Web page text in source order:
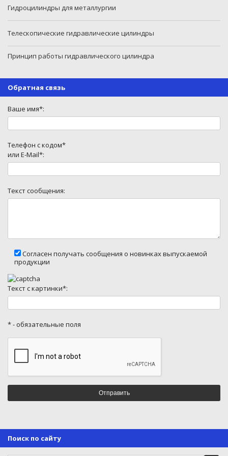
Гидроцилиндры для металлургии
Телескопические гидравлические цилиндры
Принцип работы гидравлического цилиндра
Обратная связь
Ваше имя*:
Телефон с кодом*
или E-Mail*:
Текст сообщения:
Согласен получать сообщения о новинках выпускаемой
продукции
Текст с картинки*:
* - обязательные поля
Поиск по сайту